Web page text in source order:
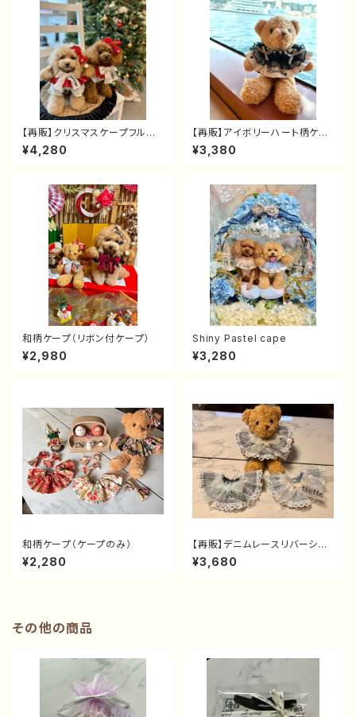
【再販】クリスマスケープフルセッ
ト（リボン付ケープ+リボンバレ
ッタ）
¥4,280
【再販】アイボリーハート柄ケー
プ（カスタム可）
¥3,380
和柄ケープ（リボン付ケープ）
¥2,980
Shiny Pastel cape
¥3,280
和柄ケープ（ケープのみ）
¥2,280
【再販】デニムレースリバーシブ
ルケープ
¥3,680
その他の商品